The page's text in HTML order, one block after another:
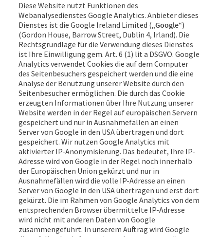
Diese Website nutzt Funktionen des
Webanalysedienstes Google Analytics. Anbieter dieses
Dienstes ist die Google Ireland Limited („Google“)
(Gordon House, Barrow Street, Dublin 4, Irland). Die
Rechtsgrundlage für die Verwendung dieses Dienstes
ist Ihre Einwilligung gem. Art. 6 (1) lit a DSGVO. Google
Analytics verwendet Cookies die auf dem Computer
des Seitenbesuchers gespeichert werden und die eine
Analyse der Benutzung unserer Website durch den
Seitenbesucher ermöglichen. Die durch das Cookie
erzeugten Informationen über Ihre Nutzung unserer
Website werden in der Regel auf europäischen Servern
gespeichert und nur in Ausnahmefällen an einen
Server von Google in den USA übertragen und dort
gespeichert. Wir nutzen Google Analytics mit
aktivierter IP-Anonymisierung. Das bedeutet, Ihre IP-
Adresse wird von Google in der Regel noch innerhalb
der Europäischen Union gekürzt und nur in
Ausnahmefällen wird die volle IP-Adresse an einen
Server von Google in den USA übertragen und erst dort
gekürzt. Die im Rahmen von Google Analytics von dem
entsprechenden Browser übermittelte IP-Adresse
wird nicht mit anderen Daten von Google
zusammengeführt. In unserem Auftrag wird Google